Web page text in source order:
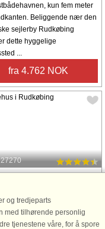
kun fem meter
Beliggende nær den
sejlerby Rudkøbing
dette hyggelige
...
fra 4.762 NOK
charmerende rækkehus
og tredjeparts
med tilhørende personlig
tjenestene våre, for å spore